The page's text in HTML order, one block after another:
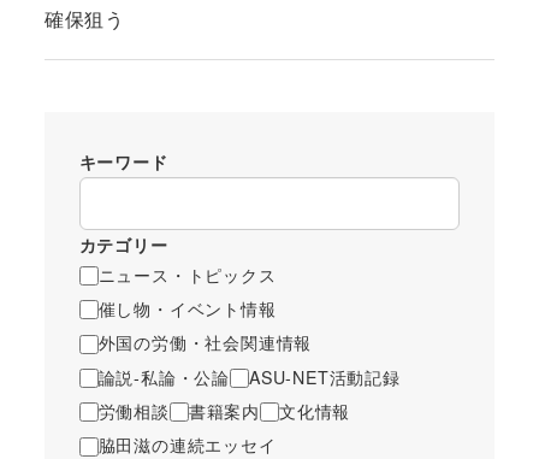
確保狙う
キーワード
カテゴリー
ニュース・トピックス
催し物・イベント情報
外国の労働・社会関連情報
論説-私論・公論
ASU-NET活動記録
労働相談
書籍案内
文化情報
脇田滋の連続エッセイ